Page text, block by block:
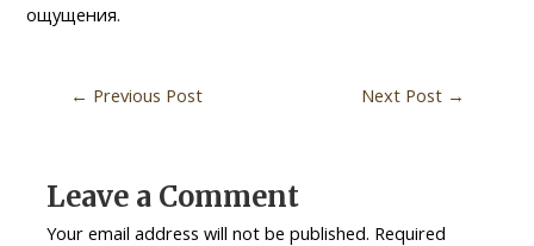
ощущения.
← Previous Post Next Post →
Leave a Comment
Your email address will not be published. Required